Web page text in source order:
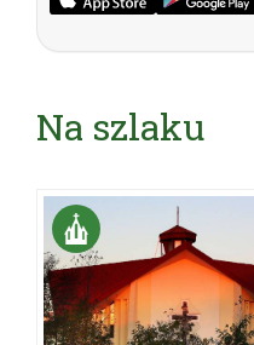
Na szlaku